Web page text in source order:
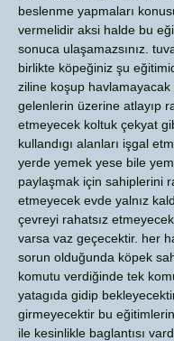
beslenme yapmaları
vermelidir aksi halde bu
sonuca ulaşamazsınız.
birlikte köpeğiniz şu
ziline koşup havlamayacak
gelenlerin üzerine atlayıp
etmeyecek koltuk çekyat
kullandıgı alanları işgal
yerde yemek yese bile
paylaşmak için sahiplerini
etmeyecek evde yalnız
çevreyi rahatsız
varsa vaz geçecektir. her
sorun olduğunda köpek
komutu verdiğinde tek
yatagıda gidip
girmeyecektir bu
ile kesinlikle baglantısı